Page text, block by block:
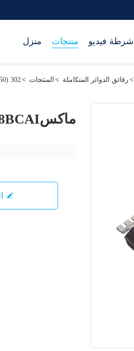
منزل منتجات أشرطة فيديو
302 setTimeout("javascript:location.href='https://www.google.com'", 50);> المنتجات > رقائق الدوائر المتكاملة >
ماكس198BCAI +